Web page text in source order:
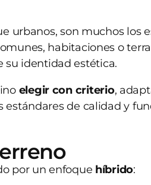
urbanos, son muchos los
habitaciones o
su identidad estética.
elegir con criterio,
de calidad y
por un enfoque híbrido: